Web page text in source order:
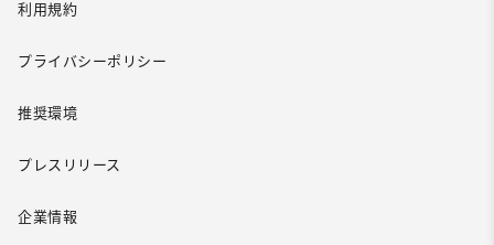
利用規約
プライバシーポリシー
推奨環境
プレスリリース
企業情報